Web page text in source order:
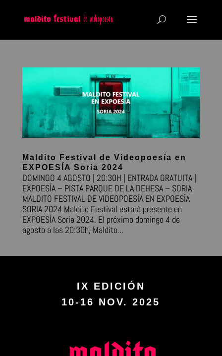
Maldito Festival de Videopoesía en
EXPOESÍA Soria 2024
DOMINGO 4 AGOSTO | 20:30H | ENTRADA GRATUITA |
EXPOESÍA – PISTA PARQUE DE LA DEHESA – SORIA
MALDITO FESTIVAL DE VIDEOPOESÍA EN EXPOESÍA
SORIA 2024 Maldito Festival estará presente en
EXPOESÍA Soria 2024. El próximo domingo 4 de
agosto a las 20:30h, Maldito...
IX EDICIÓN
10-16 NOV. 2025